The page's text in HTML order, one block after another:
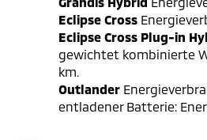
Eclipse Cross
Eclipse Cross Plug-in
gewichtet kombinierte
km.
Outlander
entladener Batterie: